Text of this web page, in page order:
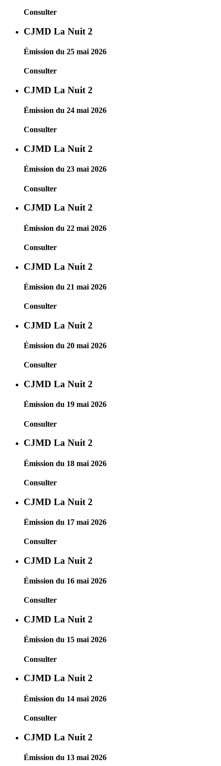
Consulter
CJMD La Nuit 2
Émission du 25 mai 2026
Consulter
CJMD La Nuit 2
Émission du 24 mai 2026
Consulter
CJMD La Nuit 2
Émission du 23 mai 2026
Consulter
CJMD La Nuit 2
Émission du 22 mai 2026
Consulter
CJMD La Nuit 2
Émission du 21 mai 2026
Consulter
CJMD La Nuit 2
Émission du 20 mai 2026
Consulter
CJMD La Nuit 2
Émission du 19 mai 2026
Consulter
CJMD La Nuit 2
Émission du 18 mai 2026
Consulter
CJMD La Nuit 2
Émission du 17 mai 2026
Consulter
CJMD La Nuit 2
Émission du 16 mai 2026
Consulter
CJMD La Nuit 2
Émission du 15 mai 2026
Consulter
CJMD La Nuit 2
Émission du 14 mai 2026
Consulter
CJMD La Nuit 2
Émission du 13 mai 2026